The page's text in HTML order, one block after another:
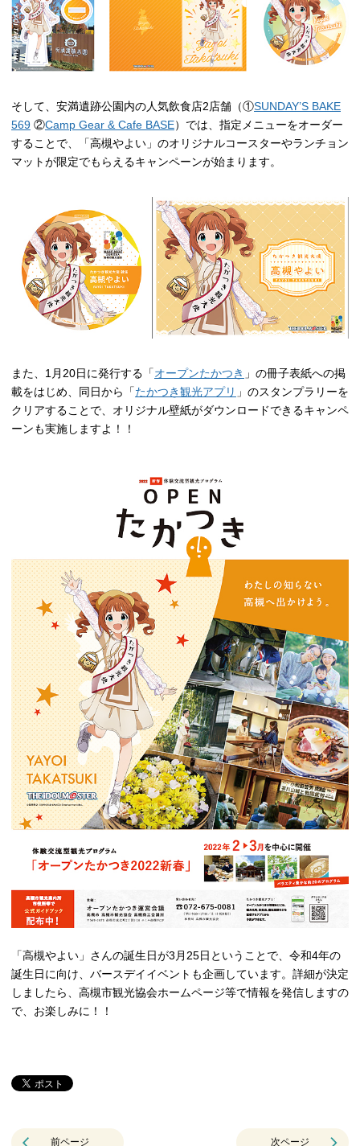
そして、安満遺跡公園内の人気飲食店2店舗（①SUNDAY’S BAKE
569 ②Camp Gear & Cafe BASE）では、指定メニューをオーダー
することで、「高槻やよい」のオリジナルコースターやランチョン
マットが限定でもらえるキャンペーンが始まります。
また、1月20日に発行する「オープンたかつき 」の冊子表紙への掲
載をはじめ、同日から「たかつき観光アプリ 」のスタンプラリーを
クリアすることで、オリジナル壁紙がダウンロードできるキャンペ
ーンも実施しますよ！！
「高槻やよい」さんの誕生日が3月25日ということで、令和4年の
誕生日に向け、バースデイイベントも企画しています。詳細が決定
しましたら、高槻市観光協会ホームページ等で情報を発信しますの
で、お楽しみに！！
前ページ 次ページ